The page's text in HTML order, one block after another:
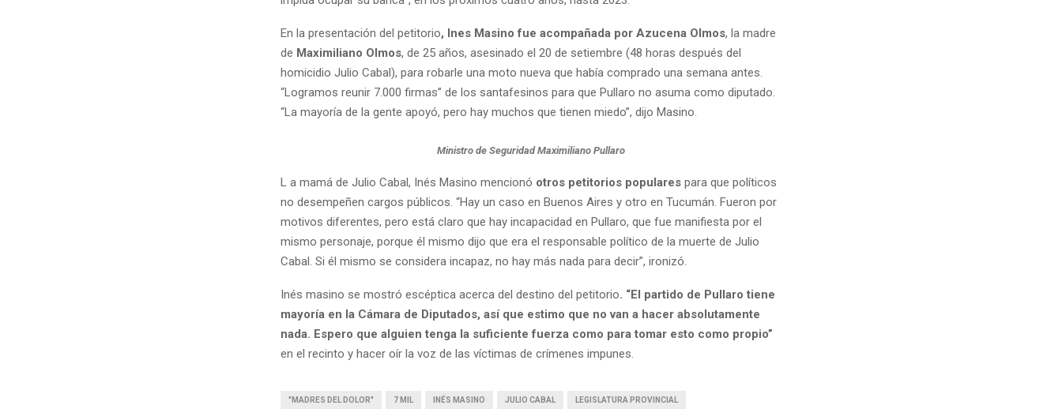
En la presentación del petitorio, Ines Masino fue acompañada por Azucena Olmos, la madre
de Maximiliano Olmos, de 25 años, asesinado el 20 de setiembre (48 horas después del
homicidio Julio Cabal), para robarle una moto nueva que había comprado una semana antes.
“Logramos reunir 7.000 firmas” de los santafesinos para que Pullaro no asuma como diputado.
“La mayoría de la gente apoyó, pero hay muchos que tienen miedo”, dijo Masino.
Ministro de Seguridad Maximiliano Pullaro
L a mamá de Julio Cabal, Inés Masino mencionó otros petitorios populares para que políticos
no desempeñen cargos públicos. “Hay un caso en Buenos Aires y otro en Tucumán. Fueron por
motivos diferentes, pero está claro que hay incapacidad en Pullaro, que fue manifiesta por el
mismo personaje, porque él mismo dijo que era el responsable político de la muerte de Julio
Cabal. Si él mismo se considera incapaz, no hay más nada para decir”, ironizó.
Inés masino se mostró escéptica acerca del destino del petitorio. “El partido de Pullaro tiene
mayoría en la Cámara de Diputados, así que estimo que no van a hacer absolutamente
nada. Espero que alguien tenga la suficiente fuerza como para tomar esto como propio”
en el recinto y hacer oír la voz de las víctimas de crímenes impunes.
"MADRES DEL DOLOR" 7 MIL INÉS MASINO JULIO CABAL LEGISLATURA PROVINCIAL